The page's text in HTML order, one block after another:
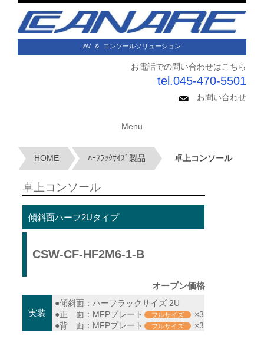
AV ＆ コンソールソリューション
お電話での問い合わせはこちら
tel.045-470-5501
お問い合わせ
Menu
HOME ﾊｰﾌﾗｯｸｻｲｽﾞ製品 卓上コンソール
卓上コンソール
傾斜面ハーフ2Uタイプ
CSW-CF-HF2M6-1-B
オープン価格
実装
●傾斜面：ハーフラックサイズ 2U
●正 面：MFPプレート
フルサイズ
×3
●背 面：MFPプレート
フルサイズ ×3